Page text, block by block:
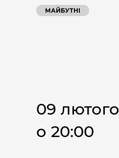
МАЙБУТНІ
09 лютого
о 20:00